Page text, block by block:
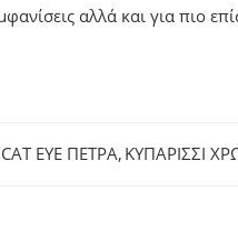
αλλά και για πιο
EYE ΠΕΤΡΑ, ΚΥΠΑΡΙΣΣΙ